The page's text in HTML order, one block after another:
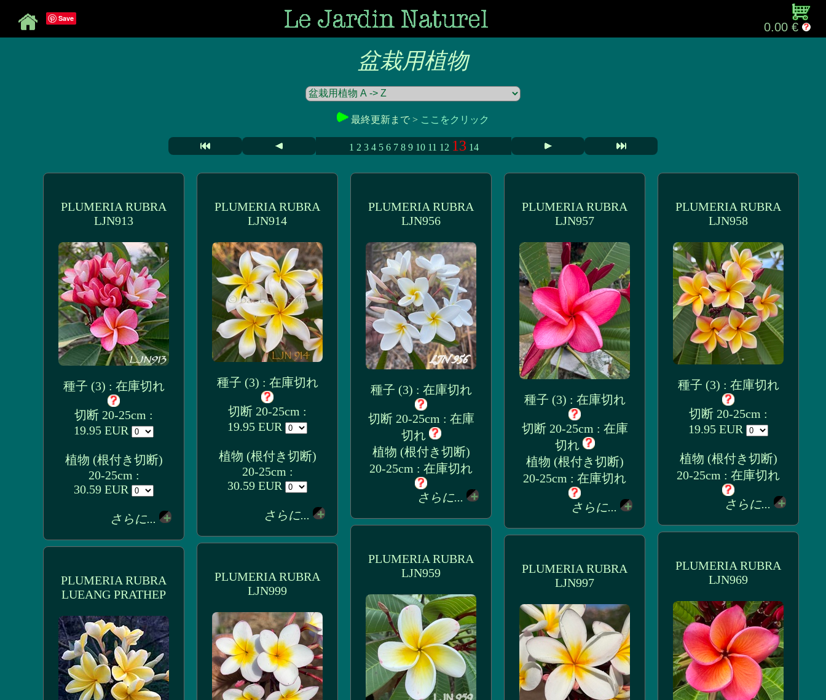
0.00 €
Save
盆栽用植物
最終更新まで > ここをクリック
1 2 3 4 5 6 7 8 9 10 11 12 13 14
PLUMERIA RUBRA
LJN913
種子 (3) : 在庫切れ
切断 20-25cm :
19.95 EUR
植物 (根付き切断)
20-25cm :
30.59 EUR
さらに...
PLUMERIA RUBRA
LJN914
種子 (3) : 在庫切れ
切断 20-25cm :
19.95 EUR
植物 (根付き切断)
20-25cm :
30.59 EUR
さらに...
PLUMERIA RUBRA
LJN956
種子 (3) : 在庫切れ
切断 20-25cm : 在庫
切れ
植物 (根付き切断)
20-25cm : 在庫切れ
さらに...
PLUMERIA RUBRA
LJN957
種子 (3) : 在庫切れ
切断 20-25cm : 在庫
切れ
植物 (根付き切断)
20-25cm : 在庫切れ
さらに...
PLUMERIA RUBRA
LJN958
種子 (3) : 在庫切れ
切断 20-25cm :
19.95 EUR
植物 (根付き切断)
20-25cm : 在庫切れ
さらに...
PLUMERIA RUBRA
LJN959
PLUMERIA RUBRA
LJN969
PLUMERIA RUBRA
LJN997
PLUMERIA RUBRA
LJN999
PLUMERIA RUBRA
LUEANG PRATHEP